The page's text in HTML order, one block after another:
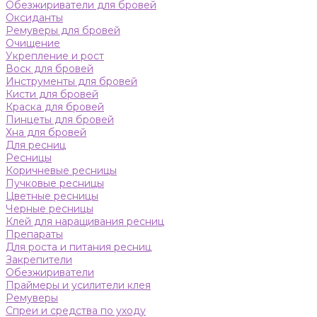
Обезжириватели для бровей
Оксиданты
Ремуверы для бровей
Очищение
Укрепление и рост
Воск для бровей
Инструменты для бровей
Кисти для бровей
Краска для бровей
Пинцеты для бровей
Хна для бровей
Для ресниц
Ресницы
Коричневые ресницы
Пучковые ресницы
Цветные ресницы
Черные ресницы
Клей для наращивания ресниц
Препараты
Для роста и питания ресниц
Закрепители
Обезжириватели
Праймеры и усилители клея
Ремуверы
Спреи и средства по уходу